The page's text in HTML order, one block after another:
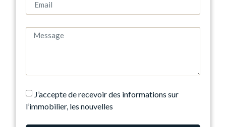
J’accepte de recevoir des informations sur
l’immobilier, les nouvelles